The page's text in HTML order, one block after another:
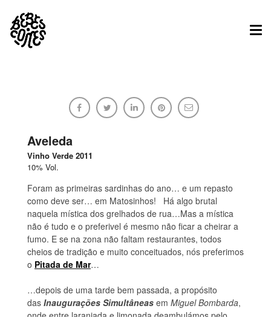
As Sardines
Bebes.Comes
Aveleda
Vinho Verde 2011
10% Vol.
Foram as primeiras sardinhas do ano… e um repasto
como deve ser… em Matosinhos! Há algo brutal
naquela mística dos grelhados de rua…Mas a mística
não é tudo e o preferivel é mesmo não ficar a cheirar a
fumo. E se na zona não faltam restaurantes, todos
cheios de tradição e muito conceituados, nós preferimos
o Pitada de Mar…
…depois de uma tarde bem passada, a propósito
das Inaugurações Simultâneas em Miguel Bombarda,